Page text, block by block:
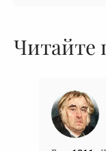
Читайте